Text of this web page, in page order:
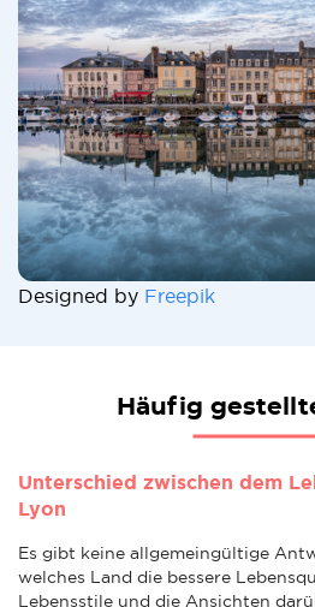
Designed by Freepik
Häufig
Unterschied zwischen dem
Lyon
Es gibt keine allgemeingültige
welches Land die bessere
Lebensstile und die Ansichten